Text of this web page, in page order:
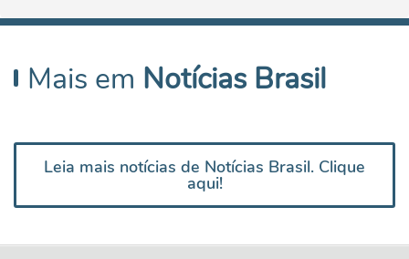
Mais em Notícias Brasil
Leia mais notícias de Notícias Brasil. Clique
aqui!